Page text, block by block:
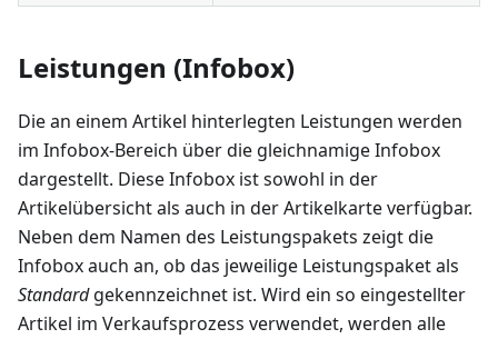
Leistungen (Infobox)
Die an einem Artikel hinterlegten Leistungen werden
im Infobox-Bereich über die gleichnamige Infobox
dargestellt. Diese Infobox ist sowohl in der
Artikelübersicht als auch in der Artikelkarte verfügbar.
Neben dem Namen des Leistungspakets zeigt die
Infobox auch an, ob das jeweilige Leistungspaket als
Standardgekennzeichnet ist. Wird ein so eingestellter
Artikel im Verkaufsprozess verwendet, werden alle